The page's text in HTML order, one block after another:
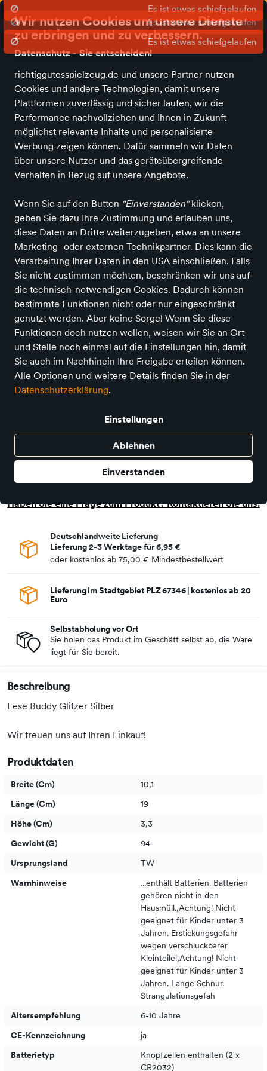
Wir nutzen Cookies um unsere Dienste
zu erbringen und zu verbessern.
Datenschutz - Sie entscheiden!
richtiggutesspielzeug.de und unsere Partner nutzen
Cookies und andere Technologien, damit unsere
Plattformen zuverlässig und sicher laufen, wir die
Performance nachvollziehen und Ihnen in Zukunft
möglichst relevante Inhalte und personalisierte
Werbung zeigen können. Dafür sammeln wir Daten
über unsere Nutzer und das geräteübergreifende
Verhalten in Bezug auf unsere Angebote.
Wenn Sie auf den Button "Einverstanden"klicken,
geben Sie dazu Ihre Zustimmung und erlauben uns,
diese Daten an Dritte weiterzugeben, etwa an unsere
Marketing- oder externen Technikpartner. Dies kann die
Verarbeitung Ihrer Daten in den USA einschließen. Falls
Sie nicht zustimmen möchten, beschränken wir uns auf
die technisch-notwendigen Cookies. Dadurch können
bestimmte Funktionen nicht oder nur eingeschränkt
genutzt werden. Aber keine Sorge! Wenn Sie diese
Funktionen doch nutzen wollen, weisen wir Sie an Ort
und Stelle noch einmal auf die Einstellungen hin, damit
Sie auch im Nachhinein Ihre Freigabe erteilen können.
Alle Optionen und weitere Details finden Sie in der
Datenschutzerklärung.
Einstellungen
Ablehnen
Einverstanden
Alle Kategorien Neuheiten Angebote Spielen und Basteln
Lese Buddy Glitzer Silber
In den Warenkorb
Haben Sie eine Frage zum Produkt? Kontaktieren Sie uns!
Deutschlandweite Lieferung
Lieferung 2-3 Werktage für6,95 €
oder kostenlos ab 75,00 € Mindestbestellwert
Lieferung im Stadtgebiet PLZ 67346 | kostenlos ab 20
Euro
Selbstabholung vor Ort
Sie holen das Produkt im Geschäft selbst ab, die Ware
liegt für Sie bereit.
Beschreibung
Lese Buddy Glitzer Silber
Wir freuen uns auf Ihren Einkauf!
Produktdaten
Breite (cm)
10,1
Länge (cm)
19
Höhe (cm)
3,3
Gewicht (g)
94
Ursprungsland
TW
Warnhinweise
...enthält Batterien. Batterien
gehören nicht in den
Hausmüll.,Achtung! Nicht
geeignet für Kinder unter 3
Jahren. Erstickungsgefahr
wegen verschluckbarer
Kleinteile!,Achtung! Nicht
geeignet für Kinder unter 3
Jahren. Lange Schnur.
Strangulationsgefah
Altersempfehlung
6-10 Jahre
CE-Kennzeichnung
ja
Batterietyp
Knopfzellen enthalten (2 x
CR2032)
Es ist etwas schiefgelaufen